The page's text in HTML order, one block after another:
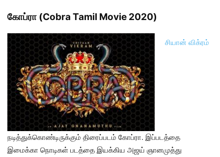
கோப்ரா (Cobra Tamil Movie 2020)
சியான் விக்ரம்
நடித்துக்கொண்டிருக்கும் திரைப்படம் கோப்ரா. இப்படத்தை
இமைக்கா நொடிகள் படத்தை இயக்கிய அஜய் ஞானமுத்து